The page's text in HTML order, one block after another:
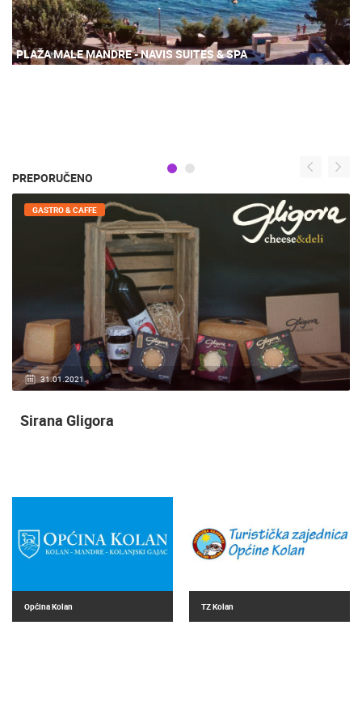
PLAŽA MALE MANDRE - NAVIS SUITES & SPA
PREPORUČENO
20.05.2020.
OPĆE
White Villa Violeta Mandre
Općina Kolan TZ Kolan